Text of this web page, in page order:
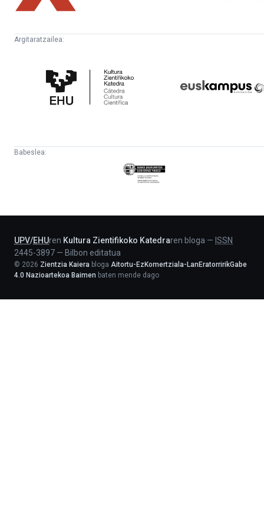
Argitaratzailea:
Zientifikoko
Katedra
Babeslea:
Eusko
Jaurlaritza
UPV/EHUren Kultura Zientifikoko Katedraren bloga — ISSN
2445-3897 — Bilbon editatua
© 2026 Zientzia Kaiera bloga Aitortu-EzKomertziala-LanEratorririkGabe
4.0 Nazioartekoa Baimen baten mende dago